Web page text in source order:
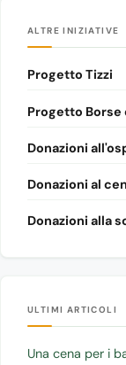
ALTRE INIZIATIVE
Progetto Tizzi
Progetto Borse
Donazioni
Donazioni al
Donazioni alla
ULTIMI ARTICOLI
Una cena per i